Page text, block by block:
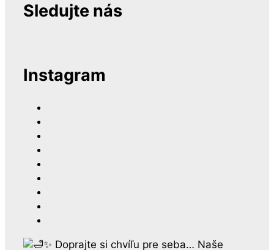
Sledujte nás
Instagram